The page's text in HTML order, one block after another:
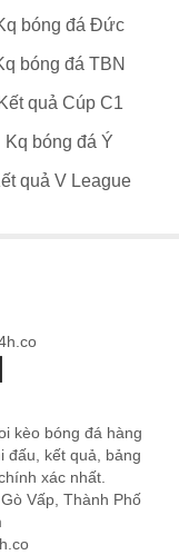
bóng đá Đức
bóng đá TBN
Kết quả Cúp C1
Kq bóng đá Ý
quả V League
kèo bóng đá hàng
đấu, kết quả, bảng
xác nhất.
Vấp, Thành Phố